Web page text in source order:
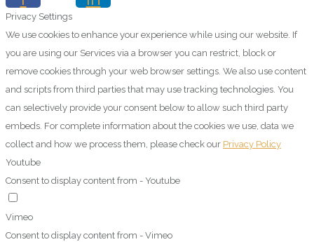
Privacy Settings
We use cookies to enhance your experience while using our website. If
you are using our Services via a browser you can restrict, block or
remove cookies through your web browser settings. We also use content
and scripts from third parties that may use tracking technologies. You
can selectively provide your consent below to allow such third party
embeds. For complete information about the cookies we use, data we
collect and how we process them, please check our Privacy Policy
Youtube
Consent to display content from - Youtube
Vimeo
Consent to display content from - Vimeo